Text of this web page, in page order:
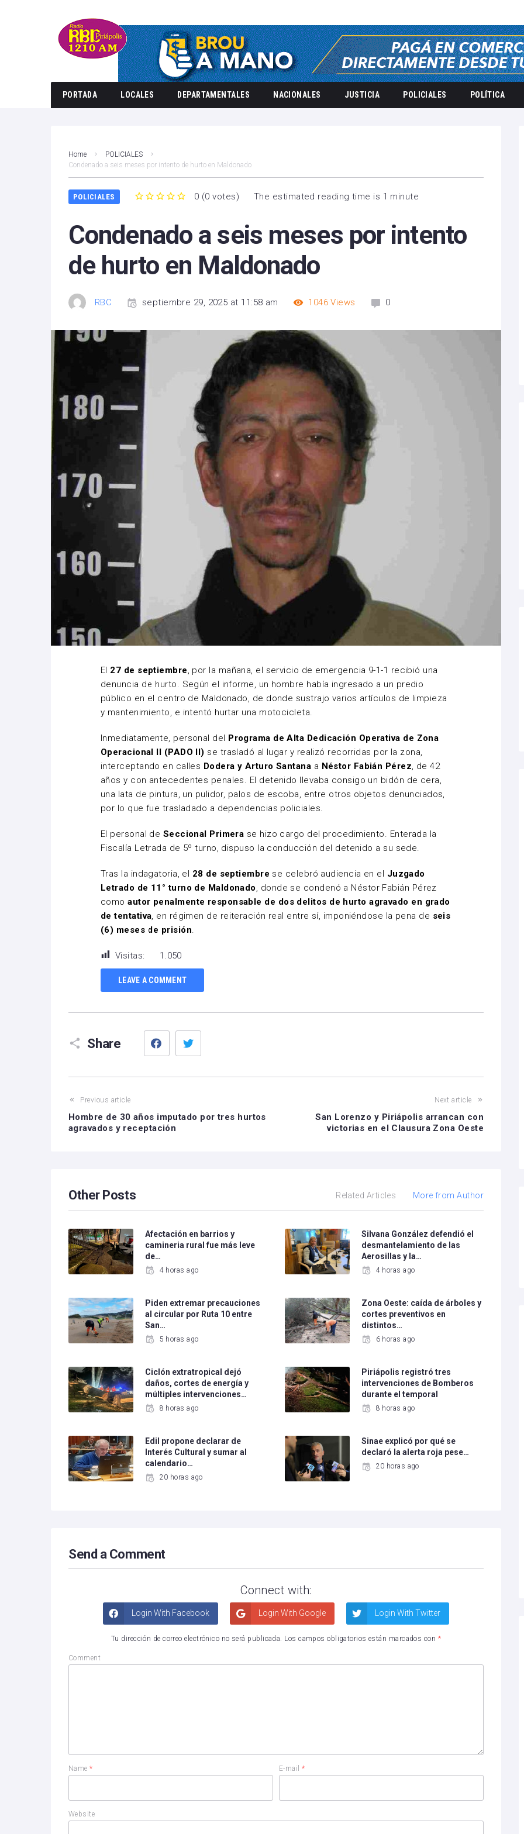
PORTADA LOCALES DEPARTAMENTALES NACIONALES JUSTICIA POLICIALES POLÍTICA
Home
POLICIALES
Condenado a seis meses por intento de hurto en Maldonado
POLICIALES 0 (0 votes) The estimated reading time is 1 minute
Condenado a seis meses por intento
de hurto en Maldonado
RBC septiembre 29, 2025 at 11:58 am 1046 Views 0
El 27 de septiembre, por la mañana, el servicio de emergencia 9-1-1 recibió una
denuncia de hurto. Según el informe, un hombre había ingresado a un predio
público en el centro de Maldonado, de donde sustrajo varios artículos de limpieza
y mantenimiento, e intentó hurtar una motocicleta.
Inmediatamente, personal del Programa de Alta Dedicación Operativa de Zona
Operacional II (PADO II) se trasladó al lugar y realizó recorridas por la zona,
interceptando en calles Dodera y Arturo Santana a Néstor Fabián Pérez, de 42
años y con antecedentes penales. El detenido llevaba consigo un bidón de cera,
una lata de pintura, un pulidor, palos de escoba, entre otros objetos denunciados,
por lo que fue trasladado a dependencias policiales.
El personal de Seccional Primera se hizo cargo del procedimiento. Enterada la
Fiscalía Letrada de 5º turno, dispuso la conducción del detenido a su sede.
Tras la indagatoria, el 28 de septiembre se celebró audiencia en el Juzgado
Letrado de 11° turno de Maldonado, donde se condenó a Néstor Fabián Pérez
comoautor penalmente responsable de dos delitos de hurto agravado en grado
de tentativa, en régimen de reiteración real entre sí, imponiéndose la pena de seis
(6) meses de prisión.
Visitas: 1.050
LEAVE A COMMENT
Share
Facebook
Previous article
Hombre de 30 años imputado por tres hurtos
agravados y receptación
Next article
San Lorenzo y Piriápolis arrancan con
victorias en el Clausura Zona Oeste
Other Posts Related Articles More from Author
Afectación en barrios y
camineria rural fue más leve
de…
4 horas ago
Silvana González defendió el
desmantelamiento de las
Aerosillas y la…
4 horas ago
Piden extremar precauciones
al circular por Ruta 10 entre
San…
5 horas ago
Zona Oeste: caída de árboles y
cortes preventivos en
distintos…
6 horas ago
Ciclón extratropical dejó
daños, cortes de energía y
múltiples intervenciones…
8 horas ago
Piriápolis registró tres
intervenciones de Bomberos
durante el temporal
8 horas ago
Edil propone declarar de
Interés Cultural y sumar al
calendario…
20 horas ago
Sinae explicó por qué se
declaró la alerta roja pese…
20 horas ago
Send a Comment
Connect with:
Login With Facebook Login With Google Login With Twitter
Tu dirección de correo electrónico no será publicada. Los campos obligatorios están marcados con *
Comment
Name* E-mail*
Website